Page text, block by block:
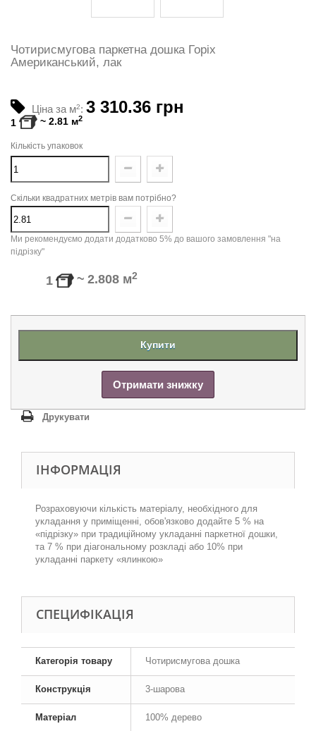
Чотирисмугова паркетна дошка Горіх
Американський, лак
Ціна за м2: 3 310.36 грн
1 ~ 2.81 м2
Кількість упаковок
Скільки квадратних метрів вам потрібно?
Ми рекомендуємо додати додатково 5% до вашого замовлення "на
підрізку"
1 ~ 2.808 м2
Купити
Отримати знижку
Друкувати
ІНФОРМАЦІЯ
Розраховуючи кількість матеріалу, необхідного для
укладання у приміщенні, обов'язково додайте 5 % на
«підрізку» при традиційному укладанні паркетної дошки,
та 7 % при діагональному розкладі або 10% при
укладанні паркету «ялинкою»
СПЕЦИФІКАЦІЯ
Категорія товару Чотирисмугова дошка
Конструкція 3-шарова
Матеріал 100% дерево